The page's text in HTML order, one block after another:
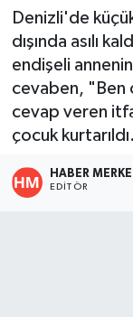
Denizli'de
dışında asılı
endişeli
cevaben, "Ben
cevap veren
çocuk kurtarıldı.
HABER
EDITÖR
KÜLTÜR
SPOR
MAGAZİN
Son
Haber Arşivi